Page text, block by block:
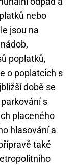
nebo
jsou na
poplatků,
o poplatcích s
době se
s
placeného
hlasování a
také